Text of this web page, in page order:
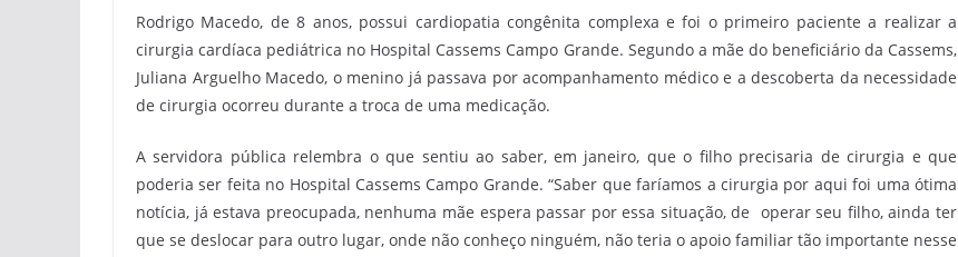
Rodrigo Macedo, de 8 anos, possui cardiopatia congênita complexa e foi o primeiro paciente a realizar a
cirurgia cardíaca pediátrica no Hospital Cassems Campo Grande. Segundo a mãe do beneficiário da Cassems,
Juliana Arguelho Macedo, o menino já passava por acompanhamento médico e a descoberta da necessidade
de cirurgia ocorreu durante a troca de uma medicação.
A servidora pública relembra o que sentiu ao saber, em janeiro, que o filho precisaria de cirurgia e que
poderia ser feita no Hospital Cassems Campo Grande. “Saber que faríamos a cirurgia por aqui foi uma ótima
notícia, já estava preocupada, nenhuma mãe espera passar por essa situação, de operar seu filho, ainda ter
que se deslocar para outro lugar, onde não conheço ninguém, não teria o apoio familiar tão importante nesse